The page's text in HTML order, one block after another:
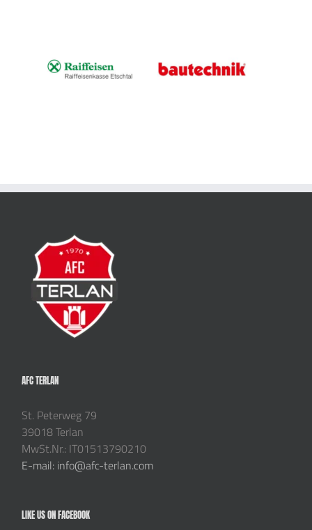
AFC TERLAN
St. Peterweg 79
39018 Terlan
MwSt.Nr.: IT01513790210
E-mail: info@afc-terlan.com
LIKE US ON FACEBOOK